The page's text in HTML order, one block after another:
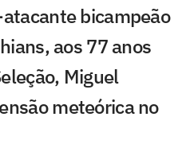
bicampeão
aos 77 anos
Miguel
meteórica no